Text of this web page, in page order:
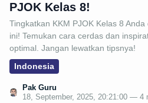
PJOK Kelas 8!
Tingkatkan KKM PJOK Kelas 8
ini! Temukan cara cerdas dan
optimal. Jangan lewatkan tipsnya!
Indonesia
Pak Guru
18, September, 2025, 20:21:00 — 4